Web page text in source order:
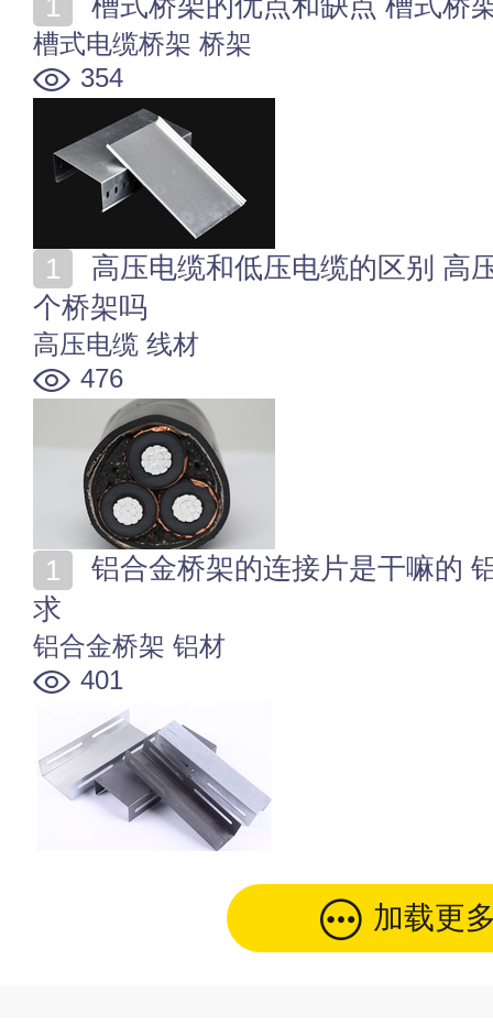
槽式电缆桥架 桥架
354
个桥架吗
高压电缆 线材
476
求
铝合金桥架 铝材
401
加载更